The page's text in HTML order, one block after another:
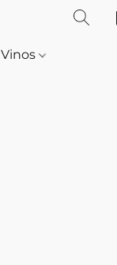
Vinos